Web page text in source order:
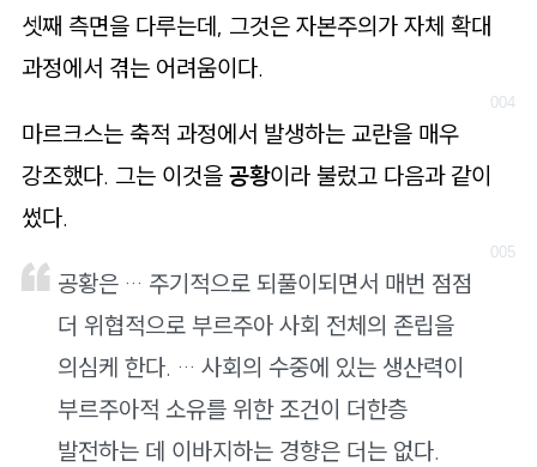
셋째 측면을 다루는데, 그것은 자본주의가 자체 확대
과정에서 겪는 어려움이다.
마르크스는 축적 과정에서 발생하는 교란을 매우
강조했다. 그는 이것을 공황이라 불렀고 다음과 같이
썼다.
공황은 … 주기적으로 되풀이되면서 매번 점점
더 위협적으로 부르주아 사회 전체의 존립을
의심케 한다. … 사회의 수중에 있는 생산력이
부르주아적 소유를 위한 조건이 더한층
발전하는 데 이바지하는 경향은 더는 없다.